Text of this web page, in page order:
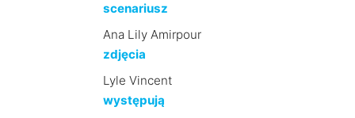
scenariusz
Ana Lily Amirpour
zdjęcia
Lyle Vincent
występują